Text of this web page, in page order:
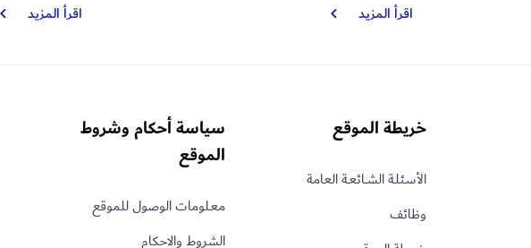
اقرأ المزيد
إطلاق
اقرأ المزيد
بلدية
خريطة الموقع
الأسـئلـة الشــائعـة العامة
وظائف
سياسة أحكام وشروط
الموقع
معـلومات الوصول للموقع
الشروط والاحكام